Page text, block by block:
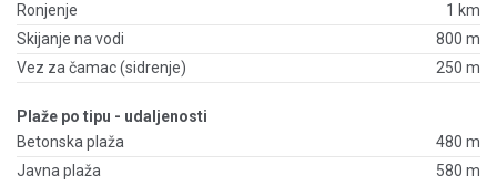
Ronjenje
1 km
Skijanje na vodi
800 m
Vez za čamac (sidrenje)
250 m
Plaže po tipu - udaljenosti
Betonska plaža
480 m
Javna plaža
580 m